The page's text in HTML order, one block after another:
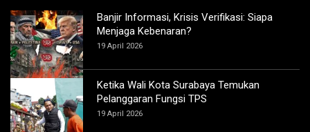
Banjir Informasi, Krisis Verifikasi: Siapa
Menjaga Kebenaran?
19 April 2026
Ketika Wali Kota Surabaya Temukan
Pelanggaran Fungsi TPS
19 April 2026